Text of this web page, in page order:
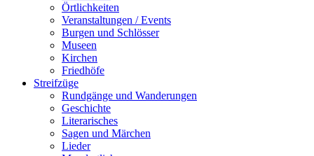
Örtlichkeiten
Veranstaltungen / Events
Burgen und Schlösser
Museen
Kirchen
Friedhöfe
Streifzüge
Rundgänge und Wanderungen
Geschichte
Literarisches
Sagen und Märchen
Lieder